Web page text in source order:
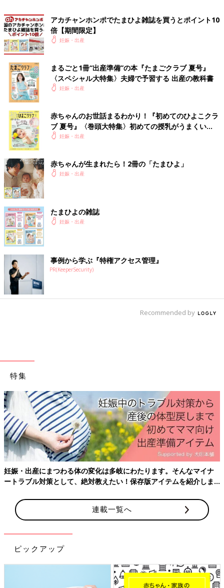
なにか食べていないと気持ちが悪くなる（食べづわり）などの、
それ以外の多くのつわりの症状については、今回の研究ではわか
っていません。
そ）」とGDF15の関連性はありますか。
重見 今回の研究では、通常のつわりと妊娠悪阻を比較した研究
はしていません。つわりの症状として「吐きけや嘔吐、食欲が出
ない」という症状について研究したものなので、その度合いとの
関連性は言及されていません。ただ、GDF15がたくさん分泌さ
れればされるほど妊娠悪阻になりやすい、といった可能性もあり
得るのではないでしょうか。
――つわりの症状がまったくない人や、逆に妊娠中ずっとつわり
の症状が続く人もいますが、そのあたりはどうなのでしょうか。
ただ、今後の研究によって、つわりの症状がない人の特徴や、つ
わりの症状として吐きけや嘔吐がずっと続く人の特徴などもわか
ってくるかもしれませんね。
今後はつわりの予防や治療ができる可能性も
今回の研究によって、妊婦さんを悩ますつわりに何か明るい未来
はあるのでしょうか。
――GDF15との関連によって、つわりを解消する薬が開発され
血液の持病がある人はGDF15の数値が非常に高いことがわかっ
ていますが、この持病がある女性が妊娠すると、つわりの症状が
妊娠前のGDF15の高さとつわりの症状の軽さは、関連している
可能性があるということです。同じことをマウスでも実験してい
て、妊娠前に注射でGDF15の数値を高くしておいたマウスは、
食欲低下が明らかに減ったこともわかっています。
このことから、これからつわり予防に有効な薬が開発される可能
性はあるでしょう。もちろん、薬ではなくても、妊娠前に
GDF15の量を適度に増やす方法が見つかれば、つわりを予防す
ることができるかもしれません。
――それが可能になったら、とても画期的なことですよね。その
ほかにどんな可能性がありますか。
ょうか。私は産婦人科
す。そのなかでときどき聞く話に、つわりに対する誤解や思い込
みがいまだにあるのを感じます。
アカチャンホンポでたまひよ雑誌を買うとポイント10
倍【期間限定】
妊娠・出産
まるごと1冊“出産準備”の本『たまごクラブ 夏号』
〈スペシャル大特集〉夫婦で予習する 出産の教科書
妊娠・出産
赤ちゃんのお世話まるわかり！『初めてのひよこクラ
ブ 夏号』〈巻頭大特集〉初めての授乳がうまくい
く！ おっぱい・ミルクの基本と夏のトラブル 解決テ
妊娠・出産
赤ちゃんが生まれたら！2冊の「たまひよ」
妊娠・出産
たまひよの雑誌
妊娠・出産
事例から学ぶ『特権アクセス管理』
PR(KeeperSecurity)
Recommended by
特集
妊娠・出産にまつわる体の変化は多岐にわたります。そんなマイナ
ートラブル対策として、絶対教えたい！保存版アイテムを紹介しま
連載一覧へ
ピックアップ